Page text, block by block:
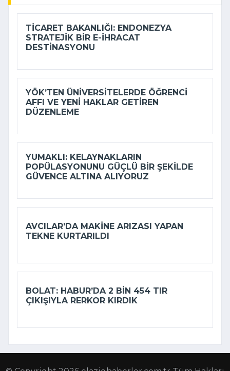
TICARET BAKANLIĞI: ENDONEZYA
STRATEJIK BIR E-İHRACAT
DESTINASYONU
YÖK’TEN ÜNIVERSITELERDE ÖĞRENCI
AFFI VE YENI HAKLAR GETIREN
DÜZENLEME
YUMAKLI: KELAYNAKLARIN
POPÜLASYONUNU GÜÇLÜ BIR ŞEKILDE
GÜVENCE ALTINA ALIYORUZ
AVCILAR’DA MAKINE ARIZASI YAPAN
TEKNE KURTARILDI
BOLAT: HABUR’DA 2 BIN 454 TIR
ÇIKIŞIYLA RERKOR KIRDIK